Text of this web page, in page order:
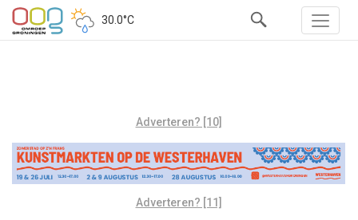
30.0°C
Adverteren? [10]
Adverteren? [11]